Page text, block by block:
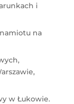
i
na
w Łukowie.